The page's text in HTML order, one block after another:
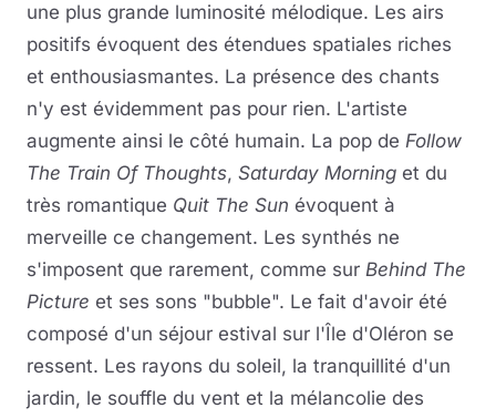
une plus grande luminosité mélodique. Les airs
positifs évoquent des étendues spatiales riches
et enthousiasmantes. La présence des chants
n'y est évidemment pas pour rien. L'artiste
augmente ainsi le côté humain. La pop de Follow
The Train Of Thoughts, Saturday Morning et du
très romantique Quit The Sun évoquent à
merveille ce changement. Les synthés ne
s'imposent que rarement, comme sur Behind The
Picture et ses sons "bubble". Le fait d'avoir été
composé d'un séjour estival sur l'Île d'Oléron se
ressent. Les rayons du soleil, la tranquillité d'un
jardin, le souffle du vent et la mélancolie des